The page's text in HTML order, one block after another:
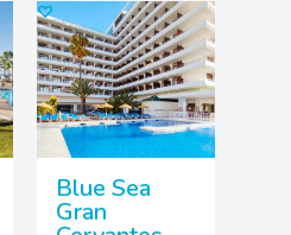
♡
Blue Sea
Gran